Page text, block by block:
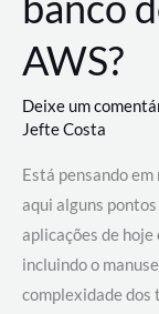
AWS?
Deixe um
Jefte Costa
Está pensando em
aqui alguns
aplicações de
incluindo o
complexidade dos